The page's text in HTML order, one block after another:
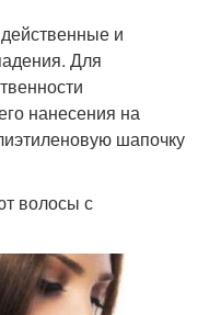
и
Для
нанесения на
шапочку
волосы с